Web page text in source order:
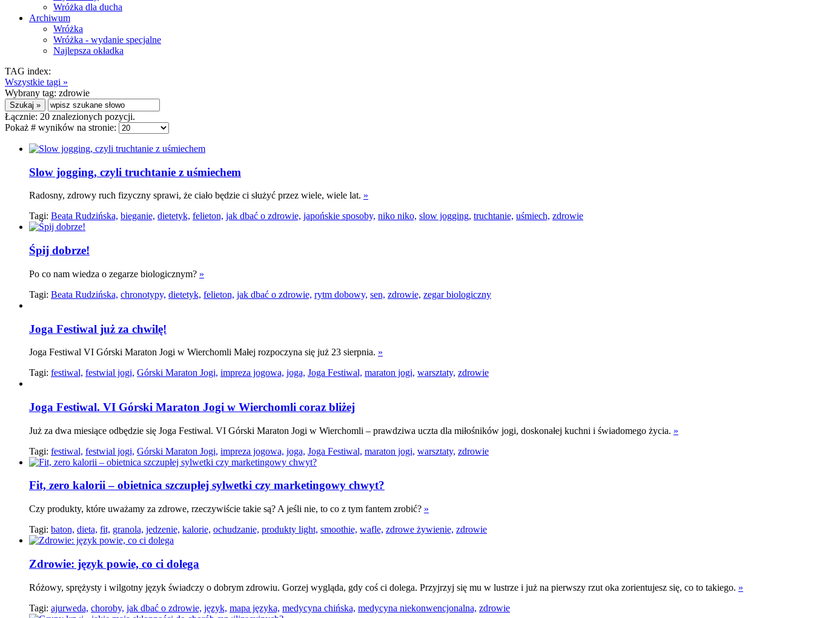
Wróżka dla ducha
Archiwum
Wróżka
Wróżka - wydanie specjalne
Najlepsza okładka
TAG index:
Wszystkie tagi »
Wybrany tag: zdrowie
Łącznie: 20 znalezionych pozycji.
Pokaż # wyników na stronie:
Slow jogging, czyli truchtanie z uśmiechem
Radosny, zdrowy ruch fizyczny sprawi, że ciało będzie ci służyć przez wiele, wiele lat. »
Tagi: Beata Rudzińska, bieganie, dietetyk, felieton, jak dbać o zdrowie, japońskie sposoby, niko niko, slow jogging, truchtanie, uśmiech, zdrowie
Śpij dobrze!
Po co nam wiedza o zegarze biologicznym? »
Tagi: Beata Rudzińska, chronotypy, dietetyk, felieton, jak dbać o zdrowie, rytm dobowy, sen, zdrowie, zegar biologiczny
Joga Festiwal już za chwilę!
Joga Festiwal VI Górski Maraton Jogi w Wierchomli Małej rozpoczyna się już 23 sierpnia. »
Tagi: festiwal, festwial jogi, Górski Maraton Jogi, impreza jogowa, joga, Joga Festiwal, maraton jogi, warsztaty, zdrowie
Joga Festiwal. VI Górski Maraton Jogi w Wierchomli coraz bliżej
Już za dwa miesiące odbędzie się Joga Festiwal. VI Górski Maraton Jogi w Wierchomli – prawdziwa uczta dla miłośników jogi, doskonałej kuchni i świadomego życia. »
Tagi: festiwal, festwial jogi, Górski Maraton Jogi, impreza jogowa, joga, Joga Festiwal, maraton jogi, warsztaty, zdrowie
Fit, zero kalorii – obietnica szczupłej sylwetki czy marketingowy chwyt?
Czy produkty, które uważamy za zdrowe, rzeczywiście takie są? A jeśli nie, to co z tym fantem zrobić? »
Tagi: baton, dieta, fit, granola, jedzenie, kalorie, ochudzanie, produkty light, smoothie, wafle, zdrowe żywienie, zdrowie
Zdrowie: język powie, co ci dolega
Różowy, sprężysty i wilgotny język świadczy o dobrym zdrowiu. Gorzej wygląda, gdy coś ci dolega. Przyjrzyj się mu w lustrze i już na pierwszy rzut oka zorientujesz się, co to takiego. »
Tagi: ajurweda, choroby, jak dbać o zdrowie, język, mapa języka, medycyna chińska, medycyna niekonwencjonalna, zdrowie